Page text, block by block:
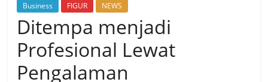
Business FIGUR NEWS
Ditempa menjadi
Profesional Lewat
Pengalaman